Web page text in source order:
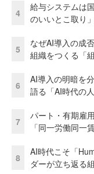
4
給与システムは
のいいとこ取り
5
なぜAI導入の成
組織をつくる「
6
AI導入の明暗を
語る「AI時代の
7
パート・有期雇
「同一労働同一
8
AI時代こそ「
ダーが立ち返る